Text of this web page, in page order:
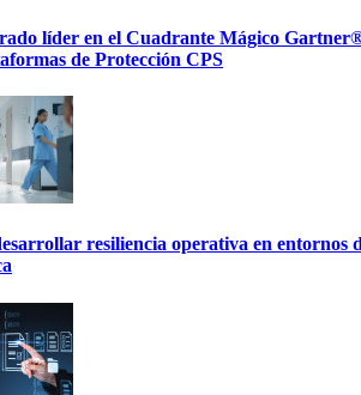
líder en el Cuadrante Mágico
de Protección CPS
resiliencia operativa en entornos